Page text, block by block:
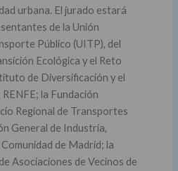
urbana. El jurado estará
de la Unión
Público (UITP), del
Ecológica y el Reto
de Diversificación y el
la Fundación
Regional de Transportes
General de Industria,
de Madrid; la
Asociaciones de Vecinos de